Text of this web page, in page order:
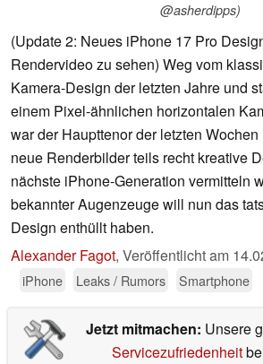
@asherdipps)
(Update 2: Neues iPhone 17 Pro
Rendervideo zu sehen) Weg vom
Kamera-Design der letzten Jahre und
einem Pixel-ähnlichen horizontalen
war der Haupttenor der letzten
neue Renderbilder teils recht kreative
nächste iPhone-Generation vermitteln
bekannter Augenzeuge will nun das
Design enthüllt haben.
Alexander Fagot, Veröffentlicht am
iPhone
Leaks / Rumors Smartphone
Jetzt mitmachen: Unsere
Servicezufriedenheit